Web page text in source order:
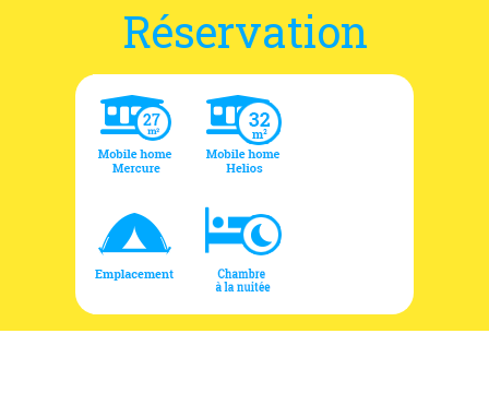
Chambre à la nuitée et tarifs
Réservation